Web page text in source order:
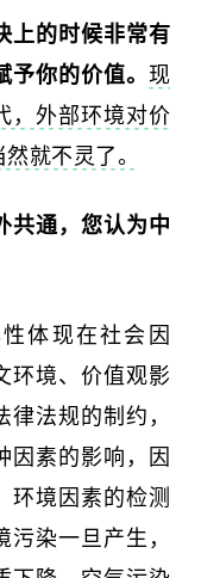
上的时候非常有
你的价值。 现
，外部环境对价
就不灵了。
共通，您认为中
体现在社会因
环境、价值观影
法规的制约，
因素的影响，因
环境因素的检测
染一旦产生，